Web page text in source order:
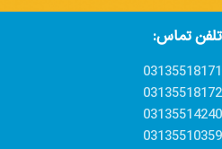
تلفن تماس:
03135518171
03135518172
03135514240
03135510359